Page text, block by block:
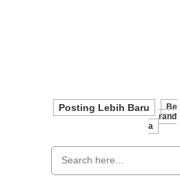
Posting Lebih Baru
Be
Rand
A